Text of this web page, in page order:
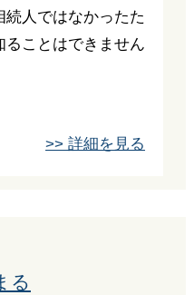
人ではなかったた
ことはできません
>> 詳細を見る
る